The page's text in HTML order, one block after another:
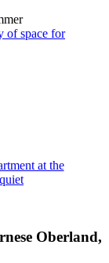
of space for
at the
Oberland,